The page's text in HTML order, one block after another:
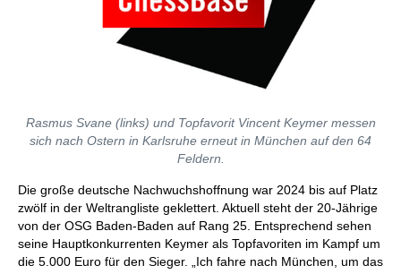
Rasmus Svane (links) und Topfavorit Vincent Keymer messen
sich nach Ostern in Karlsruhe erneut in München auf den 64
Feldern.
Die große deutsche Nachwuchshoffnung war 2024 bis auf Platz
zwölf in der Weltrangliste geklettert. Aktuell steht der 20-Jährige
von der OSG Baden-Baden auf Rang 25. Entsprechend sehen
seine Hauptkonkurrenten Keymer als Topfavoriten im Kampf um
die 5.000 Euro für den Sieger. „Ich fahre nach München, um das